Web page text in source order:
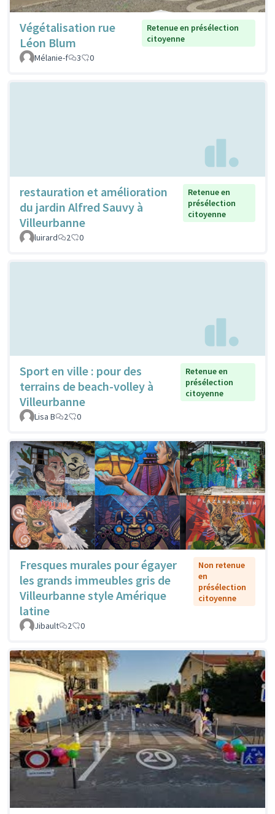
Végétalisation rue
Léon Blum
Retenue en présélection
citoyenne
Mélanie-f
3 0
restauration et amélioration
du jardin Alfred Sauvy à
Villeurbanne
Retenue en
présélection
citoyenne
luirard 2 0
Sport en ville : pour des
terrains de beach-volley à
Villeurbanne
Retenue en
présélection
citoyenne
Lisa B 2 0
Fresques murales pour égayer
les grands immeubles gris de
Villeurbanne style Amérique
latine
Non retenue
en
présélection
citoyenne
Jibault 2 0